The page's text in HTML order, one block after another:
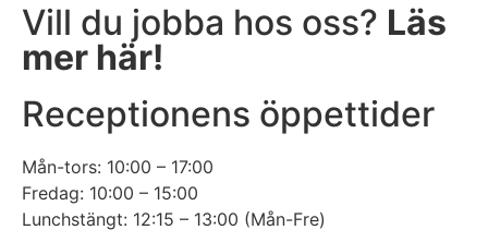
Vill du jobba hos oss? Läs
mer här!
Receptionens öppettider
Mån-tors: 10:00 – 17:00
Fredag: 10:00 – 15:00
Lunchstängt: 12:15 – 13:00 (Mån-Fre)